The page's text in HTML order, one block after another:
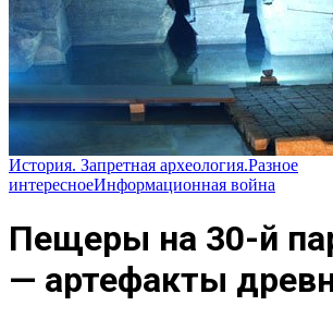
История. Запретная археология.Разное
интересноеИнформационная война
Пещеры на 30-й
— артефакты